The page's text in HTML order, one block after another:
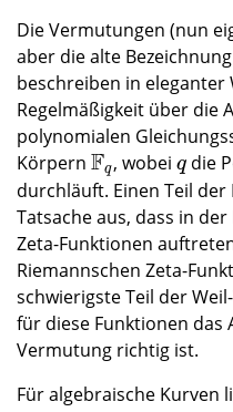
Die Vermutungen (nun
aber die alte
beschreiben in
Regelmäßigkeit über die
polynomialen
Körpern Fq
Fq, wobeiq
q die
durchläuft. Einen Teil
Tatsache aus, dass in
Zeta-Funktionen
Riemannschen Zeta-
schwierigste Teil der
für diese Funktionen das
Vermutung richtig ist.
Für algebraische Kurven